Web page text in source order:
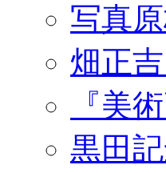
写真
畑正
『美
黒田